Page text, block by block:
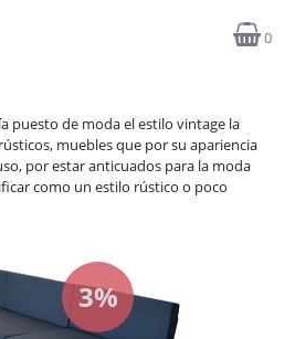
0
puesto de moda el estilo vintage la
muebles que por su apariencia
por estar anticuados para la moda
como un estilo rústico o poco
estilo.
3%